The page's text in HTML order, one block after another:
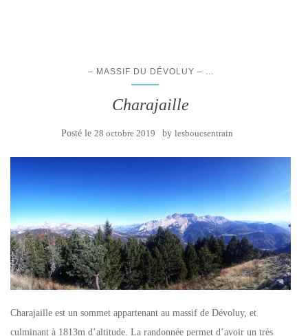
– MASSIF DU DÉVOLUY – ...
Charajaille
Posté le 28 octobre 2019 by lesboucsentrain
Charajaille est un sommet appartenant au massif de Dévoluy, et
culminant à 1813m d’altitude. La randonnée permet d’avoir un très